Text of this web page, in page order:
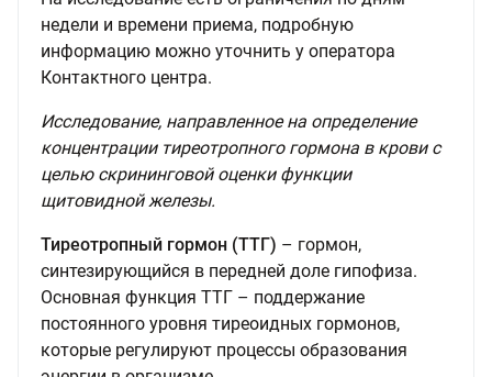
недели и времени приема, подробную
информацию можно уточнить у оператора
Контактного центра.
Исследование, направленное на определение
концентрации тиреотропного гормона в крови с
целью скрининговой оценки функции
щитовидной железы.
Тиреотропный гормон (ТТГ) – гормон,
синтезирующийся в передней доле гипофиза.
Основная функция ТТГ – поддержание
постоянного уровня тиреоидных гормонов,
которые регулируют процессы образования